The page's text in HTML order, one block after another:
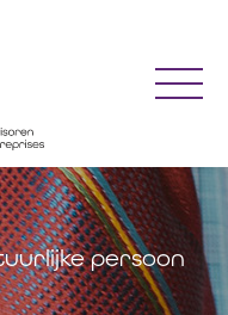
persoon